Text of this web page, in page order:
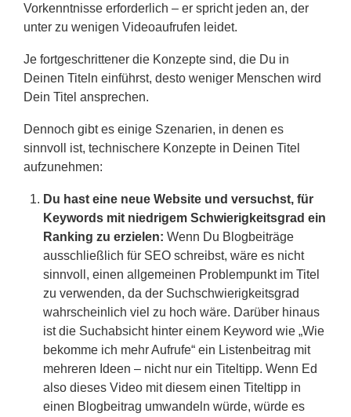
Vorkenntnisse erforderlich – er spricht jeden an, der
unter zu wenigen Videoaufrufen leidet.
Je fortgeschrittener die Konzepte sind, die Du in
Deinen Titeln einführst, desto weniger Menschen wird
Dein Titel ansprechen.
Dennoch gibt es einige Szenarien, in denen es
sinnvoll ist, technischere Konzepte in Deinen Titel
aufzunehmen:
Du hast eine neue Website und versuchst, für
Keywords mit niedrigem Schwierigkeitsgrad ein
Ranking zu erzielen: Wenn Du Blogbeiträge
ausschließlich für SEO schreibst, wäre es nicht
sinnvoll, einen allgemeinen Problempunkt im Titel
zu verwenden, da der Suchschwierigkeitsgrad
wahrscheinlich viel zu hoch wäre. Darüber hinaus
ist die Suchabsicht hinter einem Keyword wie „Wie
bekomme ich mehr Aufrufe“ ein Listenbeitrag mit
mehreren Ideen – nicht nur ein Titeltipp. Wenn Ed
also dieses Video mit diesem einen Titeltipp in
einen Blogbeitrag umwandeln würde, würde es